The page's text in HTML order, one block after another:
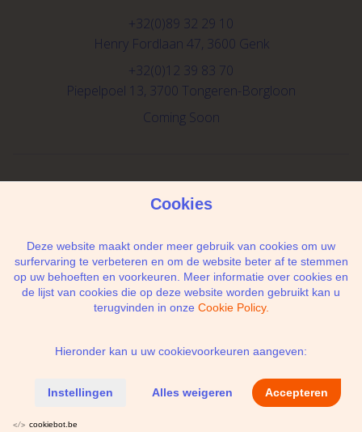
+32(0)89 32 29 10
Henry Fordlaan 47, 3600 Genk
+32(0)12 39 83 70
Piepelpoel 13, 3700 Tongeren-Borgloon
Coming Soon
Ik geef de toestemming om mijn gegevens te
bewaren en verwerken zoals aangegeven in
privacy statement
Cookie policy
Cookie voorkeuren
Cookies
Deze website maakt onder meer gebruik van cookies om uw
surfervaring te verbeteren en om de website beter af te stemmen
op uw behoeften en voorkeuren. Meer informatie over cookies en
de lijst van cookies die op deze website worden gebruikt kan u
terugvinden in onze Cookie Policy.
Hieronder kan u uw cookievoorkeuren aangeven:
Instellingen Alles weigeren Accepteren
cookiebot.be